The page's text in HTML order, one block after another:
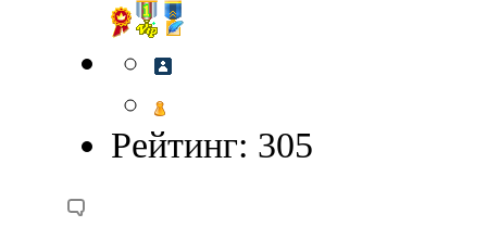
Рейтинг: 305